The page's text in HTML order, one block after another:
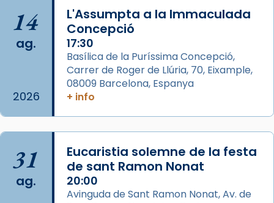
📸 J. Merino
Photo
View on Facebook ·
Arquebisbat de Barcelonais at Catedral
de Barcelona.
2 weeks ago
comitè organitzador de la visita apostòlica
del Sant Pare Lleó XIV a Barcelona, i als
col·laboradors, a la Catedral de Barcelona.
14
ag.
2026
L'Assumpta a la Immaculada
Concepció
17:30
Basílica de la Puríssima Concepció,
Carrer de Roger de Llúria, 70, Eixample,
08009 Barcelona, Espanya
+ info
31
ag.
Eucaristia solemne de la festa
de sant Ramon Nonat
20:00
Avinguda de Sant Ramon Nonat, Av. de